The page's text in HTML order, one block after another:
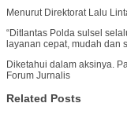
Menurut Direktorat Lalu
“Ditlantas Polda sulsel
layanan cepat, mudah dan
Diketahui dalam aksinya.
Forum Jurnalis
Related Posts